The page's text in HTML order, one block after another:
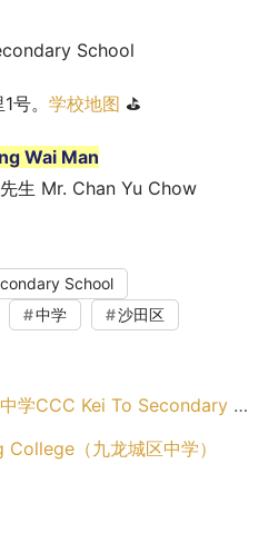
School
号。 学校地图 ⛳
Wai Man
生 Mr. Chan Yu Chow
School
中学
沙田区
To Secondary School（九龙城区中学）
（九龙城区中学）